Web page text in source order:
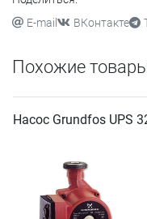
E-mail
ВКонтакте
Похожие
Насос Grundfos UPS